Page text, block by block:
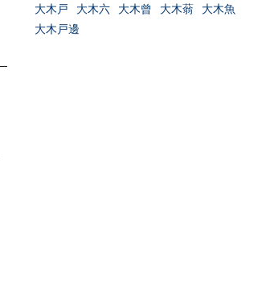
大木戸 大木六 大木曾 大木蓊
大木魚
大木戸邊